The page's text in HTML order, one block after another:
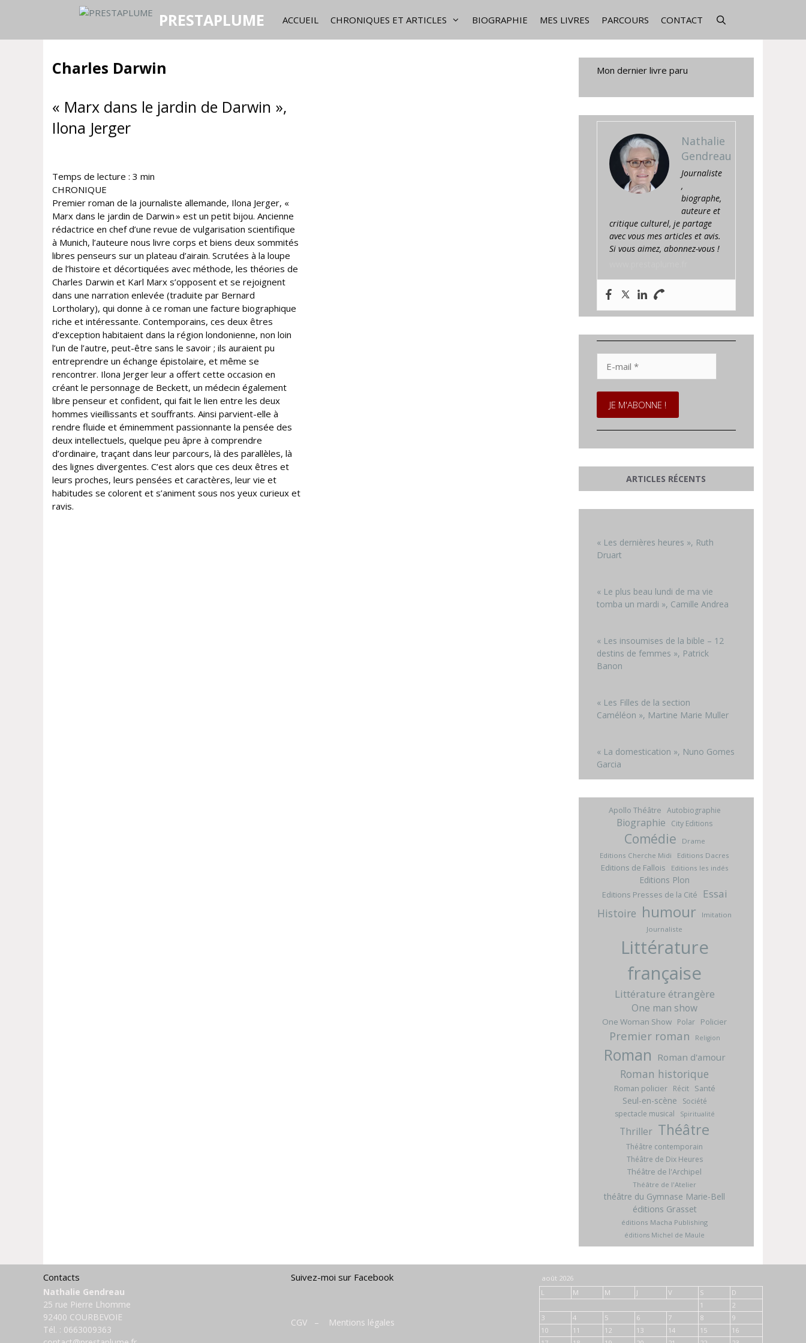
PRESTAPLUME ACCUEIL CHRONIQUES ET ARTICLES BIOGRAPHIE MES LIVRES PARCOURS CONTACT
Charles Darwin
« Marx dans le jardin de Darwin »,
Ilona Jerger
Temps de lecture : 3 min
CHRONIQUE
Premier roman de la journaliste allemande, Ilona Jerger, «
Marx dans le jardin de Darwin » est un petit bijou. Ancienne
rédactrice en chef d’une revue de vulgarisation scientifique
à Munich, l’auteure nous livre corps et biens deux sommités
libres penseurs sur un plateau d’airain. Scrutées à la loupe
de l’histoire et décortiquées avec méthode, les théories de
Charles Darwin et Karl Marx s’opposent et se rejoignent
dans une narration enlevée (traduite par Bernard
Lortholary), qui donne à ce roman une facture biographique
riche et intéressante. Contemporains, ces deux êtres
d’exception habitaient dans la région londonienne, non loin
l’un de l’autre, peut-être sans le savoir ; ils auraient pu
entreprendre un échange épistolaire, et même se
rencontrer. Ilona Jerger leur a offert cette occasion en
créant le personnage de Beckett, un médecin également
libre penseur et confident, qui fait le lien entre les deux
hommes vieillissants et souffrants. Ainsi parvient-elle à
rendre fluide et éminemment passionnante la pensée des
deux intellectuels, quelque peu âpre à comprendre
d’ordinaire, traçant dans leur parcours, là des parallèles, là
des lignes divergentes. C’est alors que ces deux êtres et
leurs proches, leurs pensées et caractères, leur vie et
habitudes se colorent et s’animent sous nos yeux curieux et
ravis.
Mon dernier livre paru
Nathalie
Gendreau
Journaliste
,
biographe,
auteure et
critique culturel, je partage
avec vous mes articles et avis.
Si vous aimez, abonnez-vous !
mail
*
ARTICLES RÉCENTS
« Les dernières heures », Ruth
Druart
« Le plus beau lundi de ma vie
tomba un mardi », Camille Andrea
« Les insoumises de la bible – 12
destins de femmes », Patrick
Banon
« Les Filles de la section
Caméléon », Martine Marie Muller
« La domestication », Nuno Gomes
Garcia
Apollo Théâtre Autobiographie
Biographie City Editions
Comédie
Drame
Editions Cherche Midi
Editions Dacres
Editions de Fallois Editions les indés
Editions Plon
Editions Presses de la Cité Essai
Histoire humour
Imitation
Journaliste
Littérature
française
Littérature étrangère
One man show
One Woman Show Polar Policier
Premier roman Religion
Roman Roman d'amour
Roman historique
Roman policier Récit Santé
Seul-en-scène
Société
spectacle musical
Spiritualité
Thriller Théâtre
Théâtre contemporain
Théâtre de Dix Heures
Théâtre de l'Archipel
Théâtre de l'Atelier
théâtre du Gymnase Marie-Bell
éditions Grasset
éditions Macha Publishing
éditions Michel de Maule
Contacts
Nathalie Gendreau
25 rue Pierre Lhomme
92400 COURBEVOIE
Tél. : 0663009363
Suivez-moi sur Facebook
CGV – Mentions légales
août 2026
L
M M J V S
D
1
2
3
4 5 6 7 8
9
10
11 12 13 14 15
16